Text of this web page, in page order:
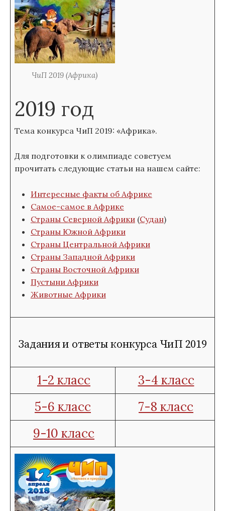
ЧиП 2019 (Африка)
2019 год
Тема конкурса ЧиП 2019: «Африка».
Для подготовки к олимпиаде советуем
прочитать следующие статьи на нашем сайте:
Интересные факты об Африке
Самое-самое в Африке
Страны Северной Африки(Судан)
Страны Южной Африки
Страны Центральной Африки
Страны Западной Африки
Страны Восточной Африки
Пустыни Африки
Животные Африки
Задания и ответы конкурса ЧиП 2019
1-2 класс
3-4 класс
5-6 класс
7-8 класс
9-10 класс